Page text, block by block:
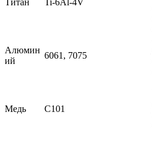
Алюмин
ий
6061 , 7075
Медь C101